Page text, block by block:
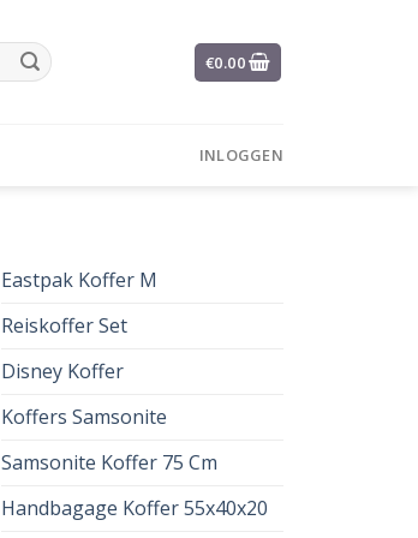
€0.00
INLOGGEN
Eastpak Koffer M
Reiskoffer Set
Disney Koffer
Koffers Samsonite
Samsonite Koffer 75 Cm
Handbagage Koffer 55x40x20